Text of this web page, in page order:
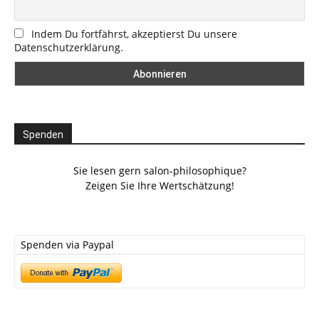
Indem Du fortfährst, akzeptierst Du unsere
Datenschutzerklärung.
Spenden
Sie lesen gern salon-philosophique?
Zeigen Sie Ihre Wertschätzung!
Spenden via Paypal